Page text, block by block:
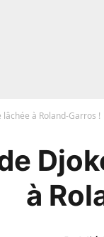
à Roland-Garros !
à